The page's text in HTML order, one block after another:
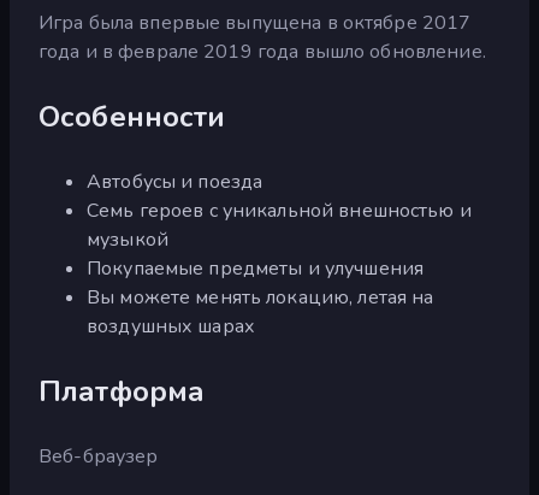
Игра была впервые выпущена в октябре 2017
года и в феврале 2019 года вышло обновление.
Особенности
Автобусы и поезда
Семь героев с уникальной внешностью и
музыкой
Покупаемые предметы и улучшения
Вы можете менять локацию, летая на
воздушных шарах
Платформа
Веб-браузер